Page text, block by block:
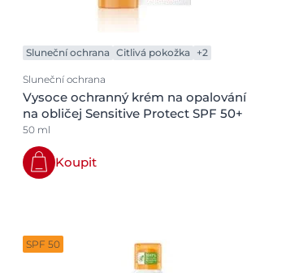
Sluneční ochrana Citlivá pokožka +2
Sluneční ochrana
Vysoce ochranný krém na opalování
na obličej Sensitive Protect SPF 50+
50 ml
Koupit
SPF 50